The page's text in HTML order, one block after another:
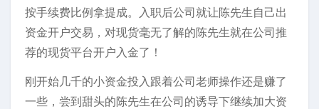
按手续费比例拿提成。入职后公司就让陈先生自己出
资金开户交易，对现货毫无了解的陈先生就在公司推
荐的现货平台开户入金了！
刚开始几千的小资金投入跟着公司老师操作还是赚了
一些，尝到甜头的陈先生在公司的诱导下继续加大资